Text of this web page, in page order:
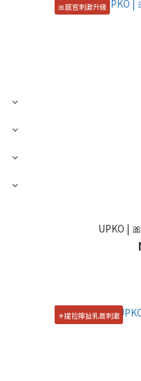
🎀感官刺激升級
UPKO |
⚜️提拉擰扯乳首刺激